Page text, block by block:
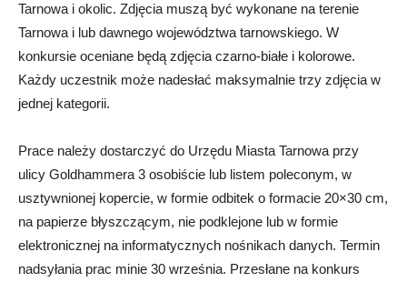
Tarnowa i okolic. Zdjęcia muszą być wykonane na terenie
Tarnowa i lub dawnego województwa tarnowskiego. W
konkursie oceniane będą zdjęcia czarno-białe i kolorowe.
Każdy uczestnik może nadesłać maksymalnie trzy zdjęcia w
jednej kategorii.
Prace należy dostarczyć do Urzędu Miasta Tarnowa przy
ulicy Goldhammera 3 osobiście lub listem poleconym, w
usztywnionej kopercie, w formie odbitek o formacie 20×30 cm,
na papierze błyszczącym, nie podklejone lub w formie
elektronicznej na informatycznych nośnikach danych. Termin
nadsyłania prac minie 30 września. Przesłane na konkurs